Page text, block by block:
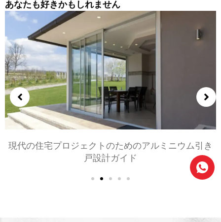
あなたも好きかもしれません
寝室とリビングルーム用のアルミニウムドアの選
快適, スタイル, とプライバシー